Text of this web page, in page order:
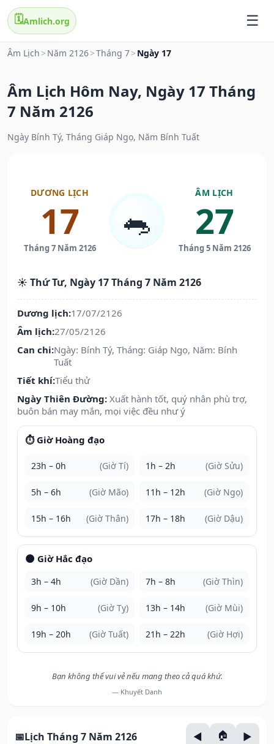
🗓️Amlich.org
Âm Lịch > Năm 2126>Tháng 7> Ngày 17
Âm Lịch Hôm Nay, Ngày 17 Tháng
7 Năm 2126
Ngày Bính Tý, Tháng Giáp Ngọ, Năm Bính Tuất
DƯƠNG LỊCH
17
Tháng 7 Năm 2126
🐀
ÂM LỊCH
27
Tháng 5 Năm 2126
☀️ Thứ Tư, Ngày 17 Tháng 7 Năm 2126
Dương lịch:17/07/2126
Âm lịch:27/05/2126
Can chi:Ngày: Bính Tý, Tháng: Giáp Ngọ, Năm: Bính
Tuất
Tiết khí:Tiểu thử
Ngày Thiên Đường: Xuất hành tốt, quý nhân phù trợ,
buôn bán may mắn, mọi việc đều như ý
⏱️ Giờ Hoàng đạo
23h – 0h (Giờ Tí) 1h – 2h (Giờ Sửu)
5h – 6h (Giờ Mão) 11h – 12h (Giờ Ngọ)
15h – 16h (Giờ Thân) 17h – 18h (Giờ Dậu)
🌑 Giờ Hắc đạo
3h – 4h (Giờ Dần) 7h – 8h (Giờ Thìn)
9h – 10h (Giờ Tỵ) 13h – 14h (Giờ Mùi)
19h – 20h (Giờ Tuất) 21h – 22h (Giờ Hợi)
Bạn không thể vui vẻ nếu mang theo cả quá khứ.
— Khuyết Danh
Lịch Tháng 7 Năm 2126